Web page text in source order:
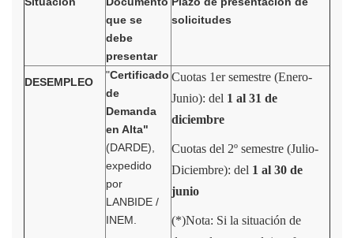
que se
debe
presentar
solicitudes
DESEMPLEO
"Certificado
de
Demanda
en Alta"
(DARDE),
expedido
por
LANBIDE /
INEM.
Cuotas 1er semestre (Enero-
Junio): del 1 al 31 de
diciembre
Cuotas del 2º semestre (Julio-
Diciembre): del 1 al 30 de
junio
(*)Nota: Si la situación de